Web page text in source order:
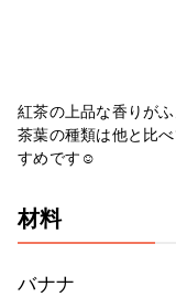
紅茶の上品な香りが
茶葉の種類は他と比
すめです☺️
材料
バナナ